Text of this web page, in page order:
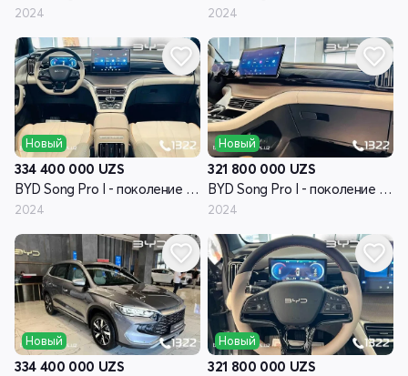
2024 2024
Новый
334 400 000 UZS
BYD Song Pro I - поколение рестайлинг
2024
Новый
321 800 000 UZS
BYD Song Pro I - поколение рестайлинг
2024
Новый
334 400 000 UZS
Новый
321 800 000 UZS